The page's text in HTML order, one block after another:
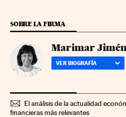
SOBRE LA FIRMA
Marimar
VER BIOGRAFÍA
El análisis de la actualidad
financieras más relevantes